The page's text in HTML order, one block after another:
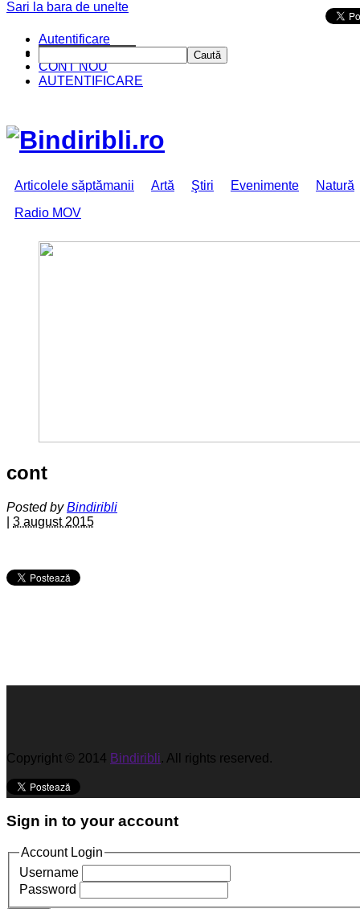
CINE SUNTEM?
CONT NOU
AUTENTIFICARE
Articolele săptămanii Artă Ştiri Evenimente
Natură
Radio MOV
cont
Posted byBindiribli
3 august 2015
Copyright © 2014 Bindiribli. All rights reserved.
Sign in to your account
Account Login
Username
Password
Sari la bara de unelte
Autentificare
Caută